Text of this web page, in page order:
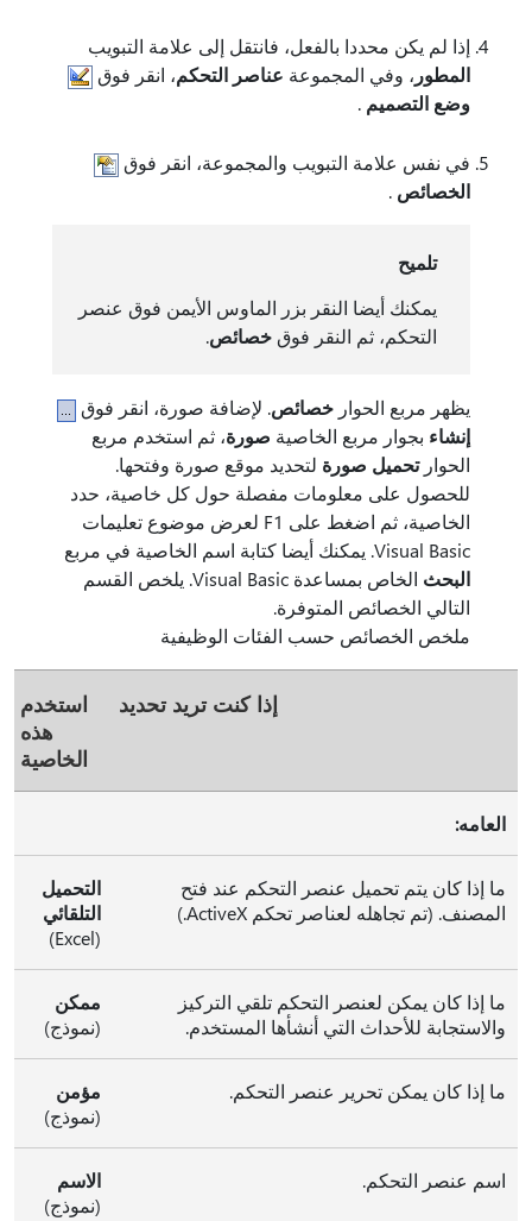
إذا لم يكن محددا بالفعل، فانتقل إلى علامة التبويب
المطور ، وفي المجموعة عناصر التحكم، انقر فوق
وضع التصميم .
في نفس علامة التبويب والمجموعة، انقر فوق
الخصائص .
تلميح
يمكنك أيضا النقر بزر الماوس الأيمن فوق عنصر
التحكم، ثم النقر فوقخصائص.
يظهر مربع الحوار خصائص. لإضافة صورة، انقر فوق
إنشاء بجوار مربع الخاصية صورة، ثم استخدم مربع
الحوارتحميل صورة لتحديد موقع صورة وفتحها.
للحصول على معلومات مفصلة حول كل خاصية، حدد
الخاصية، ثم اضغط على F1 لعرض موضوع تعليمات
Visual Basic. يمكنك أيضا كتابة اسم الخاصية في مربع
البحث
الخاص بمساعدة Visual Basic. يلخص القسم
التالي الخصائص المتوفرة.
ملخص الخصائص حسب الفئات الوظيفية
إذا كنت تريد تحديد
استخدم
هذه
الخاصية
العامه:
ما إذا كان يتم تحميل عنصر التحكم عند فتح
المصنف. (تم تجاهله لعناصر تحكم ActiveX.)
التحميل
التلقائي
(Excel)
ما إذا كان يمكن لعنصر التحكم تلقي التركيز
والاستجابة للأحداث التي أنشأها المستخدم.
ممكن
(نموذج)
ما إذا كان يمكن تحرير عنصر التحكم.
مؤمن
(نموذج)
اسم عنصر التحكم.
الاسم
(نموذج)